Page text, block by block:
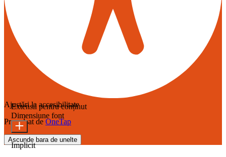
Ajustări la accesibilitate
Propulsat de OneTap
Ascunde bara de unelte
Extensii pentru conținut
Dimensiune font
Implicit